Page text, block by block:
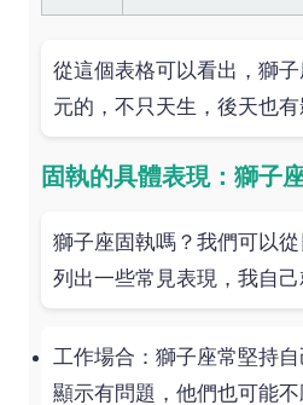
從這個表格可以看出，獅
元的，不只天生，後天也有
固執的具體表現：獅子
獅子座固執嗎？我們可以
列出一些常見表現，我自己
工作場合：獅子座常堅持
顯示有問題，他們也可能